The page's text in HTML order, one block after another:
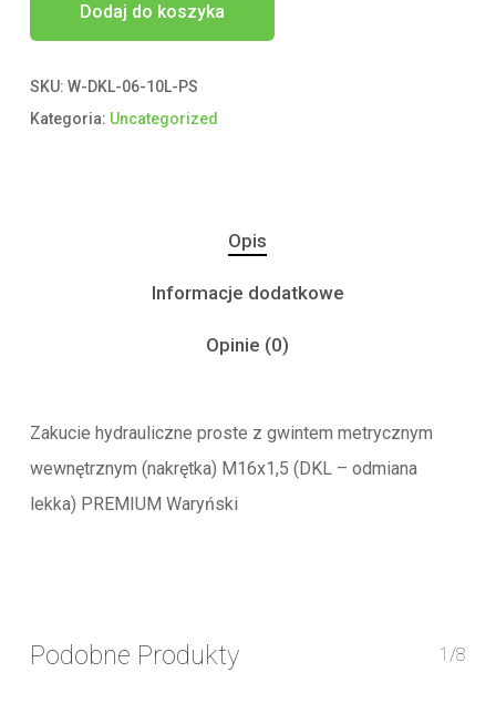
Dodaj do koszyka
SKU: W-DKL-06-10L-PS
Kategoria: Uncategorized
Opis
Informacje dodatkowe
Opinie (0)
Zakucie hydrauliczne proste z gwintem metrycznym
wewnętrznym (nakrętka) M16x1,5 (DKL – odmiana
lekka) PREMIUM Waryński
Podobne Produkty 1/8